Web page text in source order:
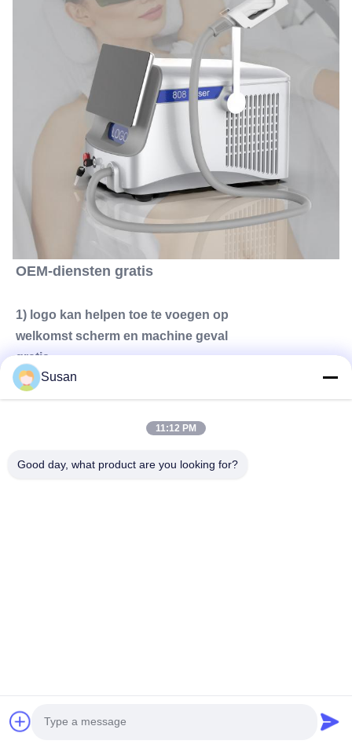
OEM-diensten gratis
1) logo kan helpen toe te voegen op
welkomst scherm en machine geval
gratis
2) 36 verschillende talen
Susan
11:12 PM
Good day, what product are you looking for?